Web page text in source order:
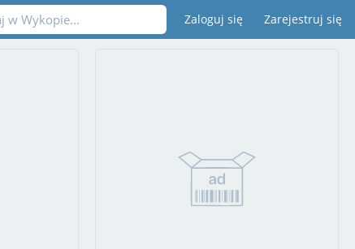
Zaloguj się Zarejestruj się